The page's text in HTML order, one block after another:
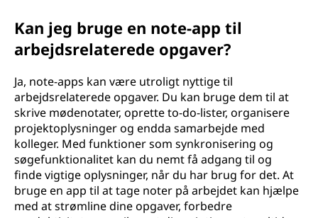
Kan jeg bruge en note-app til
arbejdsrelaterede opgaver?
Ja, note-apps kan være utroligt nyttige til
arbejdsrelaterede opgaver. Du kan bruge dem til at
skrive mødenotater, oprette to-do-lister, organisere
projektoplysninger og endda samarbejde med
kolleger. Med funktioner som synkronisering og
søgefunktionalitet kan du nemt få adgang til og
finde vigtige oplysninger, når du har brug for det. At
bruge en app til at tage noter på arbejdet kan hjælpe
med at strømline dine opgaver, forbedre